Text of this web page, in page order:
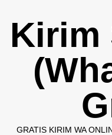
content
Kirim
GRATIS KIRIM WA